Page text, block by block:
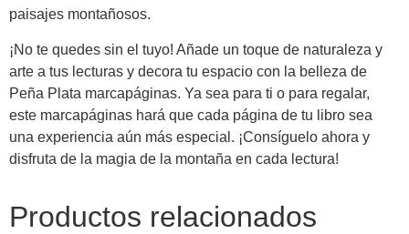
paisajes montañosos.
¡No te quedes sin el tuyo! Añade un toque de naturaleza y
arte a tus lecturas y decora tu espacio con la belleza de
Peña Plata marcapáginas. Ya sea para ti o para regalar,
este marcapáginas hará que cada página de tu libro sea
una experiencia aún más especial. ¡Consíguelo ahora y
disfruta de la magia de la montaña en cada lectura!
Productos relacionados